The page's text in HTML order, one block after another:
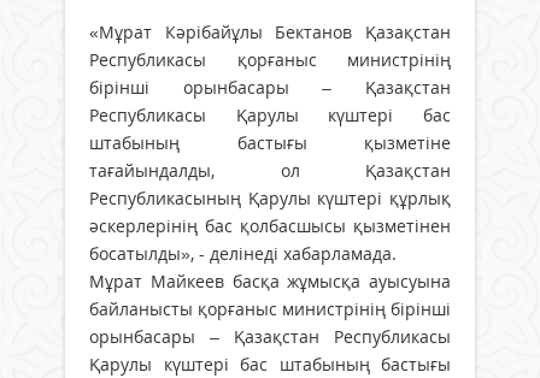
«Мұрат Кәрібайұлы Бектанов Қазақстан
Республикасы қорғаныс министрінің
бірінші орынбасары – Қазақстан
Республикасы Қарулы күштері бас
штабының бастығы қызметіне
тағайындалды, ол Қазақстан
Республикасының Қарулы күштері құрлық
әскерлерінің бас қолбасшысы қызметінен
босатылды», - делінеді хабарламада.
Мұрат Майкеев басқа жұмысқа ауысуына
байланысты қорғаныс министрінің бірінші
орынбасары – Қазақстан Республикасы
Қарулы күштері бас штабының бастығы